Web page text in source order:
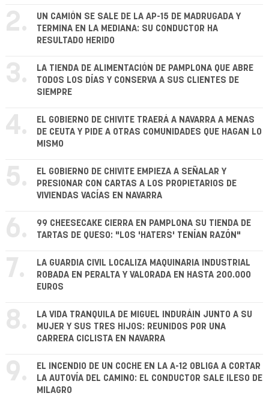
2.
UN CAMIÓN SE SALE DE LA AP-15 DE MADRUGADA Y
TERMINA EN LA MEDIANA: SU CONDUCTOR HA
RESULTADO HERIDO
3.
LA TIENDA DE ALIMENTACIÓN DE PAMPLONA QUE ABRE
TODOS LOS DÍAS Y CONSERVA A SUS CLIENTES DE
SIEMPRE
4.
EL GOBIERNO DE CHIVITE TRAERÁ A NAVARRA A MENAS
DE CEUTA Y PIDE A OTRAS COMUNIDADES QUE HAGAN LO
MISMO
5.
EL GOBIERNO DE CHIVITE EMPIEZA A SEÑALAR Y
PRESIONAR CON CARTAS A LOS PROPIETARIOS DE
VIVIENDAS VACÍAS EN NAVARRA
6.
99 CHEESECAKE CIERRA EN PAMPLONA SU TIENDA DE
TARTAS DE QUESO: "LOS 'HATERS' TENÍAN RAZÓN"
7.
LA GUARDIA CIVIL LOCALIZA MAQUINARIA INDUSTRIAL
ROBADA EN PERALTA Y VALORADA EN HASTA 200.000
EUROS
8.
LA VIDA TRANQUILA DE MIGUEL INDURÁIN JUNTO A SU
MUJER Y SUS TRES HIJOS: REUNIDOS POR UNA
CARRERA CICLISTA EN NAVARRA
9.
EL INCENDIO DE UN COCHE EN LA A-12 OBLIGA A CORTAR
LA AUTOVÍA DEL CAMINO: EL CONDUCTOR SALE ILESO DE
MILAGRO